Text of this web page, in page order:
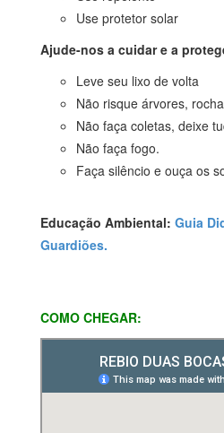
Use protetor solar
Ajude-nos a cuidar e a
Leve seu lixo de volta
Não risque árvores,
Não faça coletas, deixe
Não faça fogo.
Faça silêncio e ouça os
Educação Ambiental: Guia
Guardiões.
COMO CHEGAR: